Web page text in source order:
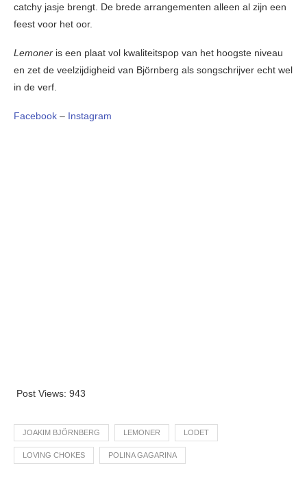
catchy jasje brengt. De brede arrangementen alleen al zijn een
feest voor het oor.
Lemoner is een plaat vol kwaliteitspop van het hoogste niveau
en zet de veelzijdigheid van Björnberg als songschrijver echt wel
in de verf.
Facebook – Instagram
Post Views: 943
JOAKIM BJÖRNBERG LEMONER LODET
LOVING CHOKES POLINA GAGARINA